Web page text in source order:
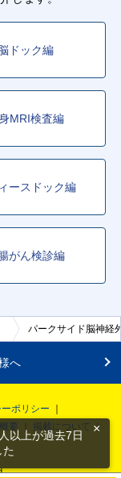
脳ドック編
MRI検査編
ースドック編
がん検診編
パークサイド脳神経
へ
ポリシー
要
掲載について
以上が過去7日
た
×